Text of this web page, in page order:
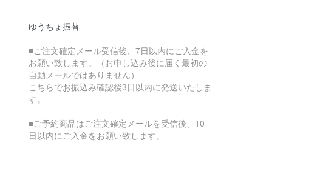
ゆうちょ振替
■ご注文確定メール受信後、7日以内にご入金を
お願い致します。（お申し込み後に届く最初の
自動メールではありません）
こちらでお振込み確認後3日以内に発送いたしま
す。
■ご予約商品はご注文確定メールを受信後、10
日以内にご入金をお願い致します。